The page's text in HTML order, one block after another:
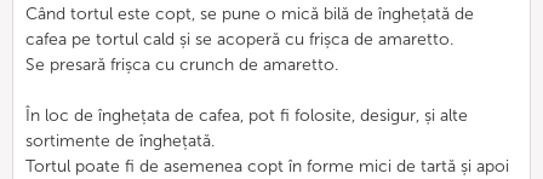
Când tortul este copt, se pune o mică bilă de înghețată de
cafea pe tortul cald și se acoperă cu frișca de amaretto.
Se presară frișca cu crunch de amaretto.
În loc de înghețata de cafea, pot fi folosite, desigur, și alte
sortimente de înghețată.
Tortul poate fi de asemenea copt în forme mici de tartă și apoi